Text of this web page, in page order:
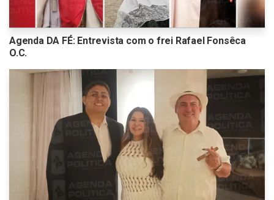
Agenda DA FÉ: Entrevista com o frei Rafael Fonsêca
O.C.